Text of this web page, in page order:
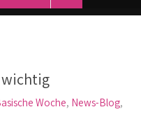
wichtig
Woche, News-Blog,